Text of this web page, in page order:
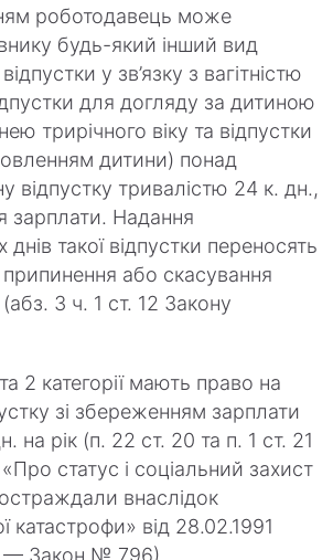
роботодавець може
будь-який інший вид
у зв’язку з вагітністю
для догляду за дитиною
трирічного віку та відпустки
дитини) понад
відпустку тривалістю 24 к. дн.,
зарплати. Надання
такої відпустки переносять
припинення або скасування
3 ч. 1 ст. 12 Закону
2 категорії мають право на
зі збереженням зарплати
на рік (п. 22 ст. 20 та п. 1 ст. 21
статус і соціальний захист
внаслідок
катастрофи» від 28.02.1991
Закон № 796).